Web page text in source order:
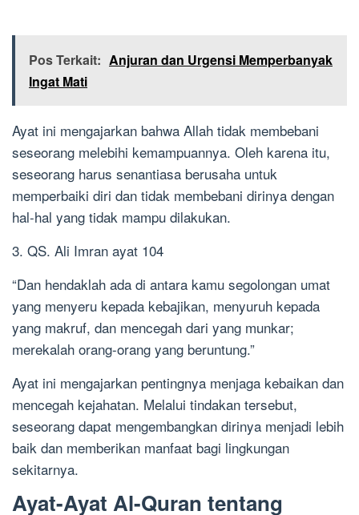
Pos Terkait: Anjuran dan Urgensi Memperbanyak
Ingat Mati
Ayat ini mengajarkan bahwa Allah tidak membebani
seseorang melebihi kemampuannya. Oleh karena itu,
seseorang harus senantiasa berusaha untuk
memperbaiki diri dan tidak membebani dirinya dengan
hal-hal yang tidak mampu dilakukan.
3. QS. Ali Imran ayat 104
“Dan hendaklah ada di antara kamu segolongan umat
yang menyeru kepada kebajikan, menyuruh kepada
yang makruf, dan mencegah dari yang munkar;
merekalah orang-orang yang beruntung.”
Ayat ini mengajarkan pentingnya menjaga kebaikan dan
mencegah kejahatan. Melalui tindakan tersebut,
seseorang dapat mengembangkan dirinya menjadi lebih
baik dan memberikan manfaat bagi lingkungan
sekitarnya.
Ayat-Ayat Al-Quran tentang